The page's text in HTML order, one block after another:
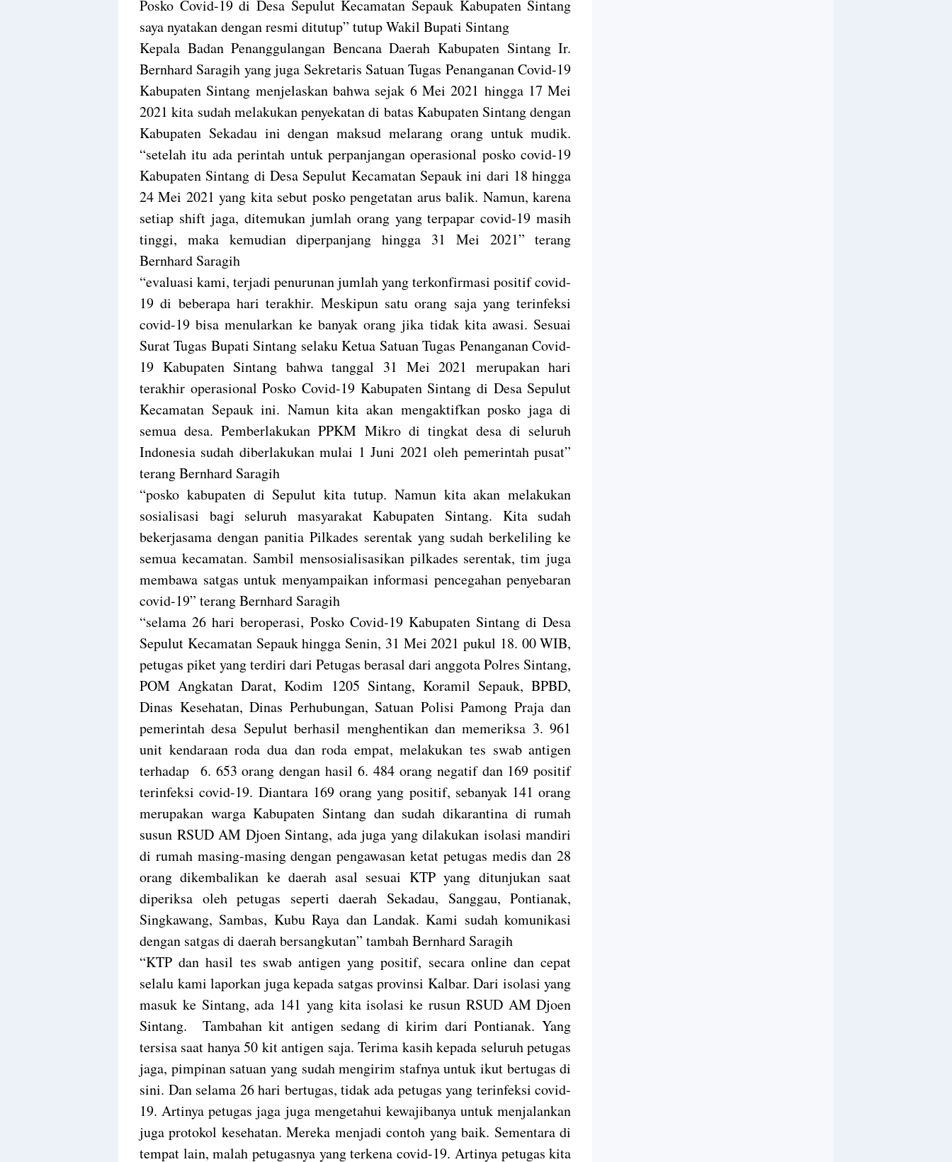
Posko Covid-19 di Desa Sepulut Kecamatan Sepauk Kabupaten Sintang
saya nyatakan dengan resmi ditutup” tutup Wakil Bupati Sintang
Kepala Badan Penanggulangan Bencana Daerah Kabupaten Sintang Ir.
Bernhard Saragih yang juga Sekretaris Satuan Tugas Penanganan Covid-19
Kabupaten Sintang menjelaskan bahwa sejak 6 Mei 2021 hingga 17 Mei
2021 kita sudah melakukan penyekatan di batas Kabupaten Sintang dengan
Kabupaten Sekadau ini dengan maksud melarang orang untuk mudik.
“setelah itu ada perintah untuk perpanjangan operasional posko covid-19
Kabupaten Sintang di Desa Sepulut Kecamatan Sepauk ini dari 18 hingga
24 Mei 2021 yang kita sebut posko pengetatan arus balik. Namun, karena
setiap shift jaga, ditemukan jumlah orang yang terpapar covid-19 masih
tinggi, maka kemudian diperpanjang hingga 31 Mei 2021” terang
Bernhard Saragih
“evaluasi kami, terjadi penurunan jumlah yang terkonfirmasi positif covid-
19 di beberapa hari terakhir. Meskipun satu orang saja yang terinfeksi
covid-19 bisa menularkan ke banyak orang jika tidak kita awasi. Sesuai
Surat Tugas Bupati Sintang selaku Ketua Satuan Tugas Penanganan Covid-
19 Kabupaten Sintang bahwa tanggal 31 Mei 2021 merupakan hari
terakhir operasional Posko Covid-19 Kabupaten Sintang di Desa Sepulut
Kecamatan Sepauk ini. Namun kita akan mengaktifkan posko jaga di
semua desa. Pemberlakukan PPKM Mikro di tingkat desa di seluruh
Indonesia sudah diberlakukan mulai 1 Juni 2021 oleh pemerintah pusat”
terang Bernhard Saragih
“posko kabupaten di Sepulut kita tutup. Namun kita akan melakukan
sosialisasi bagi seluruh masyarakat Kabupaten Sintang. Kita sudah
bekerjasama dengan panitia Pilkades serentak yang sudah berkeliling ke
semua kecamatan. Sambil mensosialisasikan pilkades serentak, tim juga
membawa satgas untuk menyampaikan informasi pencegahan penyebaran
covid-19” terang Bernhard Saragih
“selama 26 hari beroperasi, Posko Covid-19 Kabupaten Sintang di Desa
Sepulut Kecamatan Sepauk hingga Senin, 31 Mei 2021 pukul 18. 00 WIB,
petugas piket yang terdiri dari Petugas berasal dari anggota Polres Sintang,
POM Angkatan Darat, Kodim 1205 Sintang, Koramil Sepauk, BPBD,
Dinas Kesehatan, Dinas Perhubungan, Satuan Polisi Pamong Praja dan
pemerintah desa Sepulut berhasil menghentikan dan memeriksa 3. 961
unit kendaraan roda dua dan roda empat, melakukan tes swab antigen
terhadap 6. 653 orang dengan hasil 6. 484 orang negatif dan 169 positif
terinfeksi covid-19. Diantara 169 orang yang positif, sebanyak 141 orang
merupakan warga Kabupaten Sintang dan sudah dikarantina di rumah
susun RSUD AM Djoen Sintang, ada juga yang dilakukan isolasi mandiri
di rumah masing-masing dengan pengawasan ketat petugas medis dan 28
orang dikembalikan ke daerah asal sesuai KTP yang ditunjukan saat
diperiksa oleh petugas seperti daerah Sekadau, Sanggau, Pontianak,
Singkawang, Sambas, Kubu Raya dan Landak. Kami sudah komunikasi
dengan satgas di daerah bersangkutan” tambah Bernhard Saragih
“KTP dan hasil tes swab antigen yang positif, secara online dan cepat
selalu kami laporkan juga kepada satgas provinsi Kalbar. Dari isolasi yang
masuk ke Sintang, ada 141 yang kita isolasi ke rusun RSUD AM Djoen
Sintang. Tambahan kit antigen sedang di kirim dari Pontianak. Yang
tersisa saat hanya 50 kit antigen saja. Terima kasih kepada seluruh petugas
jaga, pimpinan satuan yang sudah mengirim stafnya untuk ikut bertugas di
sini. Dan selama 26 hari bertugas, tidak ada petugas yang terinfeksi covid-
19. Artinya petugas jaga juga mengetahui kewajibanya untuk menjalankan
juga protokol kesehatan. Mereka menjadi contoh yang baik. Sementara di
tempat lain, malah petugasnya yang terkena covid-19. Artinya petugas kita